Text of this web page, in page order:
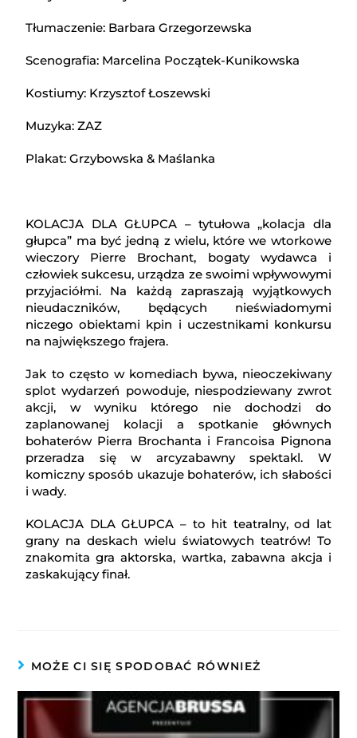
Tłumaczenie: Barbara Grzegorzewska
Scenografia: Marcelina Początek-Kunikowska
Kostiumy: Krzysztof Łoszewski
Muzyka: ZAZ
Plakat: Grzybowska & Maślanka
KOLACJA DLA GŁUPCA – tytułowa „kolacja dla
głupca” ma być jedną z wielu, które we wtorkowe
wieczory Pierre Brochant, bogaty wydawca i
człowiek sukcesu, urządza ze swoimi wpływowymi
przyjaciółmi. Na każdą zapraszają wyjątkowych
nieudaczników, będących nieświadomymi
niczego obiektami kpin i uczestnikami konkursu
na największego frajera.
Jak to często w komediach bywa, nieoczekiwany
splot wydarzeń powoduje, niespodziewany zwrot
akcji, w wyniku którego nie dochodzi do
zaplanowanej kolacji a spotkanie głównych
bohaterów Pierra Brochanta i Francoisa Pignona
przeradza się w arcyzabawny spektakl. W
komiczny sposób ukazuje bohaterów, ich słabości
i wady.
KOLACJA DLA GŁUPCA – to hit teatralny, od lat
grany na deskach wielu światowych teatrów! To
znakomita gra aktorska, wartka, zabawna akcja i
zaskakujący finał.
MOŻE CI SIĘ SPODOBAĆ RÓWNIEŻ